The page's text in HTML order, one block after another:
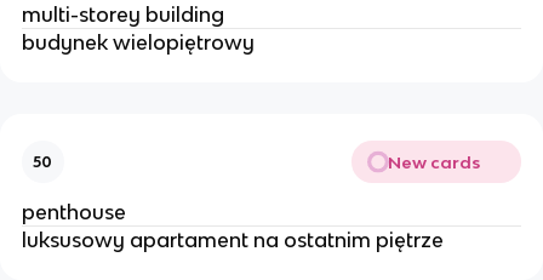
multi-storey building
budynek wielopiętrowy
50 New cards
penthouse
luksusowy apartament na ostatnim piętrze